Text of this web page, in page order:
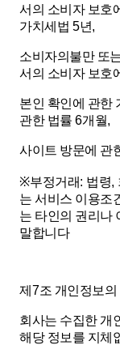
서의 소비자 보호
가치세법 5년,
소비자의불만 또
서의 소비자 보호
본인 확인에 관한
관한 법률 6개월,
사이트 방문에 관
※부정거래: 법령,
는 서비스 이용조
는 타인의 권리나
말합니다
제 7조 개인정보의
회사는 수집한 개
해당 정보를 지체